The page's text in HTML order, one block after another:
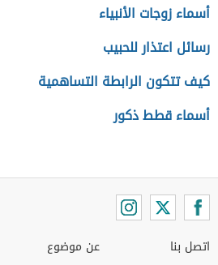
أسماء زوجات الأنبياء
رسائل اعتذار للحبيب
كيف تتكون الرابطة التساهمية
أسماء قطط ذكور
اتصل بنا عن موضوع